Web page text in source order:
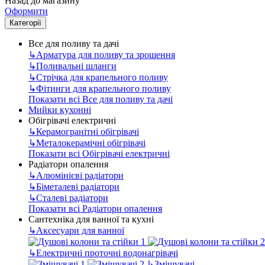
Оформити
Категорії
Все для поливу та дачі
↳Арматура для поливу та зрошення
↳Поливальні шланги
↳Стрічка для крапельного поливу
↳Фітинги для крапельного поливу
Показати всі Все для поливу та дачі
Мийки кухонні
Обігрівачі електричні
↳Керамогранітні обігрівачі
↳Металокерамічні обігрівачі
Показати всі Обігрівачі електричні
Радіатори опалення
↳Алюмінієві радіатори
↳Біметалеві радіатори
↳Сталеві радіатори
Показати всі Радіатори опалення
Сантехніка для ванної та кухні
↳Аксесуари для ванної
↳Електричні проточні водонагрівачі